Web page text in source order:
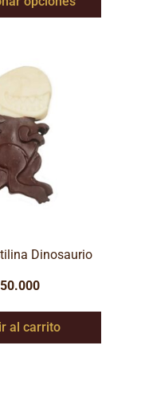
Dinosaurio
al carrito